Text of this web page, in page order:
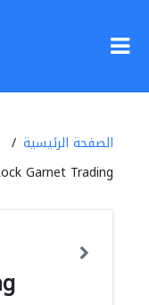
الصفحة الرئيسية
Garnet Trading